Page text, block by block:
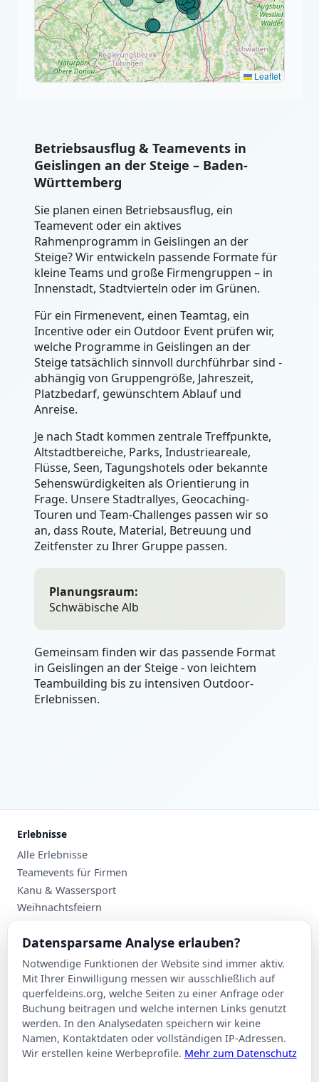
Leaflet
Betriebsausflug & Teamevents in
Geislingen an der Steige – Baden-
Württemberg
Sie planen einen Betriebsausflug, ein
Teamevent oder ein aktives
Rahmenprogramm in Geislingen an der
Steige? Wir entwickeln passende Formate für
kleine Teams und große Firmengruppen – in
Innenstadt, Stadtvierteln oder im Grünen.
Für ein Firmenevent, einen Teamtag, ein
Incentive oder ein Outdoor Event prüfen wir,
welche Programme in Geislingen an der
Steige tatsächlich sinnvoll durchführbar sind -
abhängig von Gruppengröße, Jahreszeit,
Platzbedarf, gewünschtem Ablauf und
Anreise.
Je nach Stadt kommen zentrale Treffpunkte,
Altstadtbereiche, Parks, Industrieareale,
Flüsse, Seen, Tagungshotels oder bekannte
Sehenswürdigkeiten als Orientierung in
Frage. Unsere Stadtrallyes, Geocaching-
Touren und Team-Challenges passen wir so
an, dass Route, Material, Betreuung und
Zeitfenster zu Ihrer Gruppe passen.
Planungsraum:
Schwäbische Alb
Gemeinsam finden wir das passende Format
in Geislingen an der Steige - von leichtem
Teambuilding bis zu intensiven Outdoor-
Erlebnissen.
Erlebnisse
Alle Erlebnisse
Teamevents für Firmen
Kanu & Wassersport
Weihnachtsfeiern
Planung
Events nach Stadt
Suche
Kontakt
Über Querfeldeins
Rechtliches
Impressum
Datensparsame Analyse erlauben?
Notwendige Funktionen der Website sind immer aktiv.
Mit Ihrer Einwilligung messen wir ausschließlich auf
querfeldeins.org, welche Seiten zu einer Anfrage oder
Buchung beitragen und welche internen Links genutzt
werden. In den Analysedaten speichern wir keine
Namen, Kontaktdaten oder vollständigen IP-Adressen.
Wir erstellen keine Werbeprofile. Mehr zum Datenschutz